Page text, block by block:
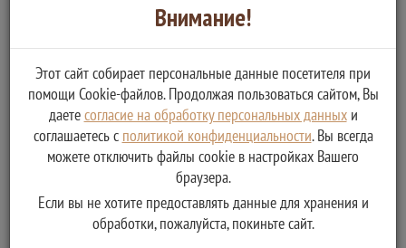
уплаты (перечисления) страховых взносов, а также документов,
уплаты (перечисления) страховых взносов
Услугу предоставляет
Фонд социального страхования Российской Федерации
Прием документов, служащих основаниями для
исчисления и уплаты (перечисления) страховых взносов, а
также документов, подтверждающих правильность
исчисления и своевременность уплаты (перечисления)
страховых взносов
Внимание!
Этот сайт собирает персональные данные посетителя при
помощи Cookie-файлов. Продолжая пользоваться сайтом, Вы
даетесогласие на обработку персональных данныхи
соглашаетесь с политикой конфиденциальности. Вы всегда
можете отключить файлы cookie в настройках Вашего
браузера.
Если вы не хотите предоставлять данные для хранения и
обработки, пожалуйста, покиньте сайт.